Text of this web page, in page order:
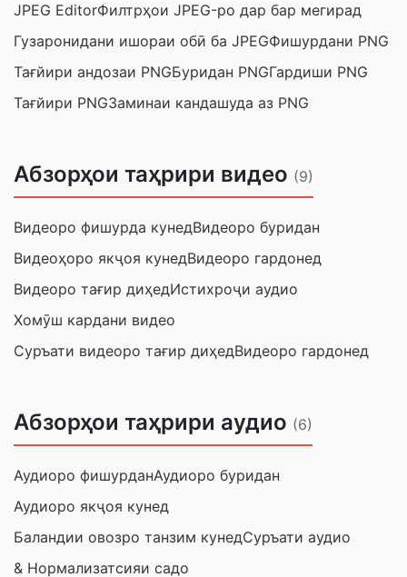
JPEG EditorФилтрҳои JPEG-ро дар бар мегирад
Гузаронидани ишораи обӣ ба JPEGФишурдани PNG
Тағйири андозаи PNGБуридан PNGГардиши PNG
Тағйири PNGЗаминаи кандашуда аз PNG
Абзорҳои таҳрири видео (9)
Видеоро фишурда кунедВидеоро буридан
Видеоҳоро якҷоя кунедВидеоро гардонед
Видеоро тағир диҳедИстихроҷи аудио
Хомӯш кардани видео
Суръати видеоро тағир диҳедВидеоро гардонед
Абзорҳои таҳрири аудио (6)
Аудиоро фишурданАудиоро буридан
Аудиоро якҷоя кунед
Баландии овозро танзим кунедСуръати аудио
& Нормализатсияи садо